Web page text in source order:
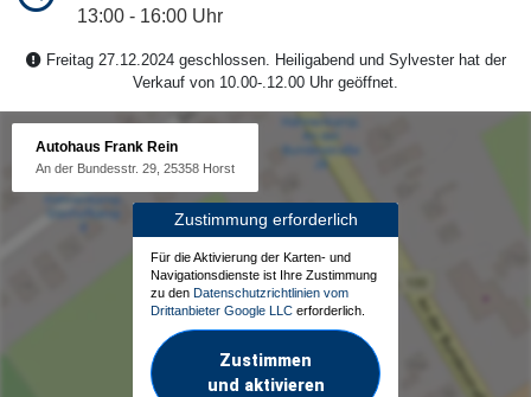
13:00 - 16:00 Uhr
Freitag 27.12.2024 geschlossen. Heiligabend und Sylvester hat der
Verkauf von 10.00-.12.00 Uhr geöffnet.
Autohaus Frank Rein
An der Bundesstr. 29, 25358 Horst
Zustimmung erforderlich
Für die Aktivierung der Karten- und
Navigationsdienste ist Ihre Zustimmung
zu den Datenschutzrichtlinien vom
Drittanbieter Google LLC erforderlich.
Zustimmen
und aktivieren